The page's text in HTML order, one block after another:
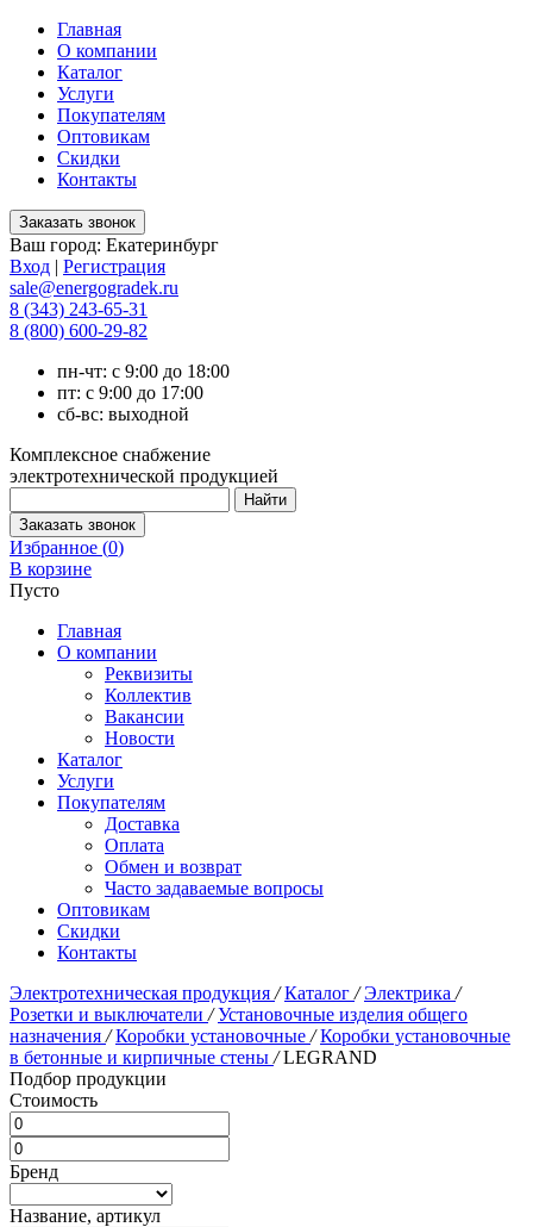
Главная
О компании
Каталог
Услуги
Покупателям
Оптовикам
Скидки
Контакты
Ваш город: Екатеринбург
Вход | Регистрация
sale@energogradek.ru
8 (343) 243-65-31
8 (800) 600-29-82
пн-чт: с 9:00 до 18:00
пт: с 9:00 до 17:00
сб-вс: выходной
Комплексное снабжение
электротехнической продукцией
Избранное (0)
В корзине
Пусто
Главная
О компании
Реквизиты
Коллектив
Вакансии
Новости
Каталог
Услуги
Покупателям
Доставка
Оплата
Обмен и возврат
Часто задаваемые вопросы
Оптовикам
Скидки
Контакты
Электротехническая продукция / Каталог / Электрика /
Розетки и выключатели / Установочные изделия общего
назначения / Коробки установочные / Коробки установочные
в бетонные и кирпичные стены / LEGRAND
Подбор продукции
Стоимость
Бренд
Название, артикул